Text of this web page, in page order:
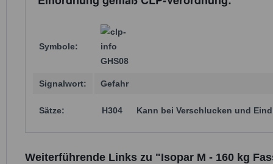
Symbole:
GHS08
Signalwort: Gefahr
Sätze: H304 Kann bei Verschlucken und
Weiterführende Links zu "Isopar M - 160 kg